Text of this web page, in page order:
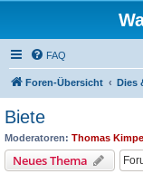
FAQ
Foren-Übersicht Dies
Biete
Moderatoren: Thomas
Neues Thema